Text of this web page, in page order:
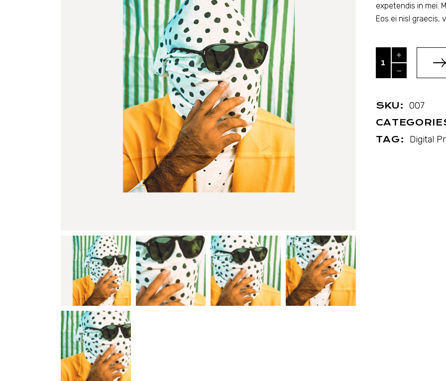
expetendis in mei.
Eos ei nisl graecis,
Be cool quantity
SKU: 007
TAG: Digital